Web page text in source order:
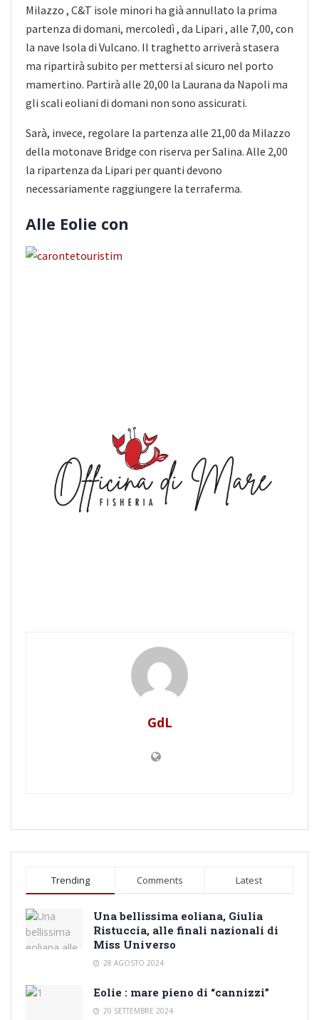
Milazzo , C&T isole minori ha già annullato la prima
partenza di domani, mercoledì , da Lipari , alle 7,00, con
la nave Isola di Vulcano. Il traghetto arriverà stasera
ma ripartirà subito per mettersi al sicuro nel porto
mamertino. Partirà alle 20,00 la Laurana da Napoli ma
gli scali eoliani di domani non sono assicurati.
Sarà, invece, regolare la partenza alle 21,00 da Milazzo
della motonave Bridge con riserva per Salina. Alle 2,00
la ripartenza da Lipari per quanti devono
necessariamente raggiungere la terraferma.
Alle Eolie con
GdL
Trending Comments Latest
Una bellissima eoliana, Giulia
Ristuccia, alle finali nazionali di
Miss Universo
28 AGOSTO 2024
Eolie : mare pieno di “cannizzi”
20 SETTEMBRE 2024